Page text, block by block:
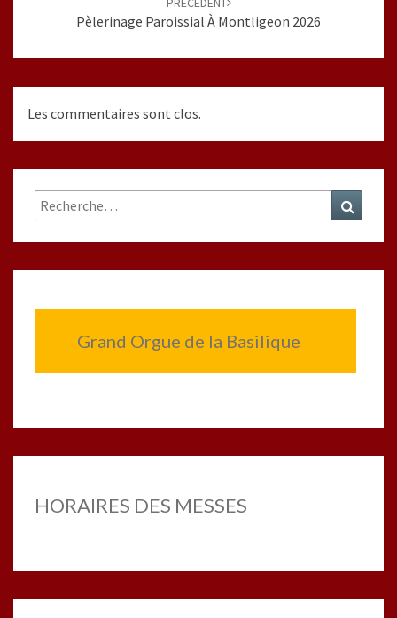
Pèlerinage Paroissial À Montligeon 2026
Les commentaires sont clos.
Rechercher :
Grand Orgue de la Basilique
HORAIRES DES MESSES